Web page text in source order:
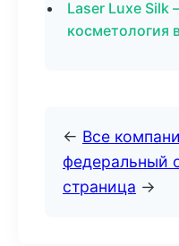
Laser Luxe Silk
косметология
← Все
федеральный
страница →